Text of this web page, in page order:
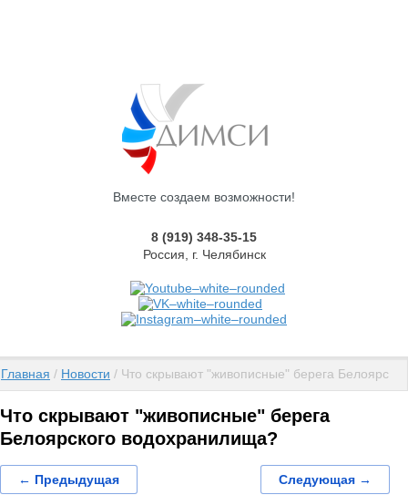
Вместе создаем возможности!
8 (919) 348-35-15
Россия, г. Челябинск
Главная / Новости / Что скрывают "живописные" берега
Что скрывают "живописные" берега
Белоярского водохранилища?
← Предыдущая Следующая →